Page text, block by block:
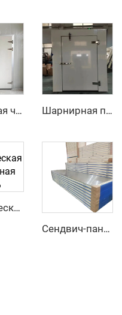
Шарнирная частично встраиваемая дверь Шарнирная полностью встраиваемая дверь
Электрическая раздвижная дверь
Сендвич-панель из нержавеющей стали с наполнителем ПУ